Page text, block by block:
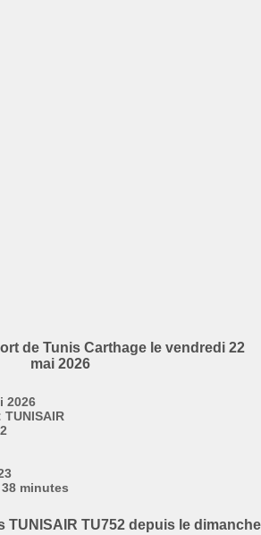
de Tunis Carthage le vendredi 22
mai 2026
2026
minutes
TUNISAIR TU752 depuis le dimanche